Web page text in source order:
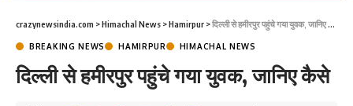
crazynewsindia.com >Himachal News >Hamirpur >दिल्ली से हमीरपुर पहुंचे गया युवक, जानिए कैसे
BREAKING NEWS HAMIRPUR HIMACHAL NEWS
दिल्ली से हमीरपुर पहुंचे गया युवक, जानिए कैसे